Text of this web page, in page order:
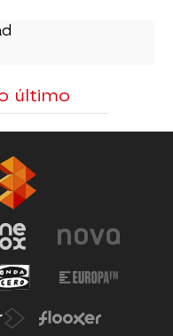
último